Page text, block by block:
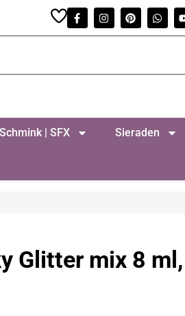
Schmink | SFX Sieraden
Glitter mix 8 ml,